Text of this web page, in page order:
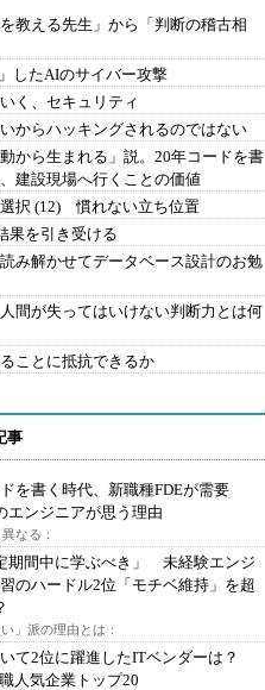
教える先生」から「判断の稽古相
したAIのサイバー攻撃
く、セキュリティ
からハッキングされるのではない
動から生まれる」説。20年コードを書
建設現場へ行くことの価値
択 (12) 慣れない立ち位置
を引き受ける
み解かせてデータベース設計のお勉
間が失ってはいけない判断力とは何
ことに抵抗できるか
事
ドを書く時代、新職種FDEが需要
ンジニアが思う理由
なる：
期間中に学ぶべき」 未経験エンジ
のハードル2位「モチベ維持」を超
」派の理由とは：
て2位に躍進したITベンダーは？
人気企業トップ20